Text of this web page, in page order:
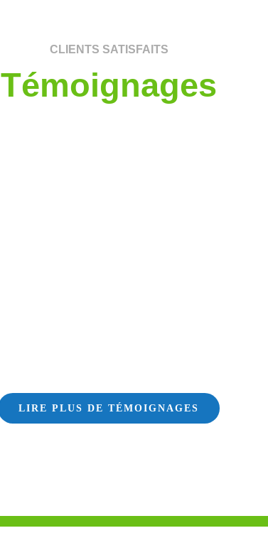
CLIENTS SATISFAITS
Témoignages
LIRE PLUS DE TÉMOIGNAGES